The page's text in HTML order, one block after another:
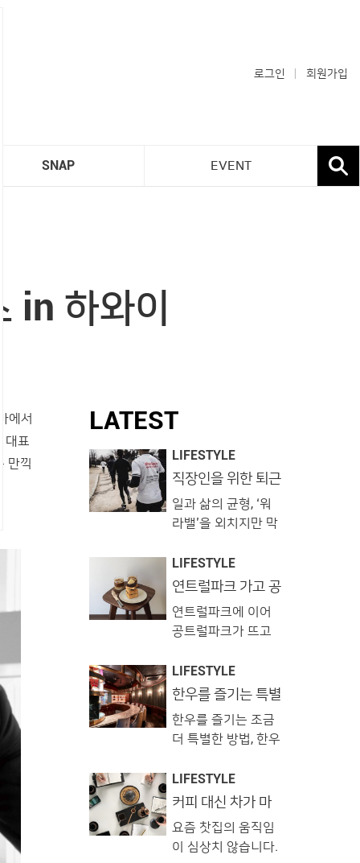
로그인 회원가입
SNAP EVENT
in 하와이
에서
대표
만끽
LATEST
LIFESTYLE
직장인을 위한 퇴근
일과 삶의 균형, ‘워
라밸’을 외치지만 막
할지 모르겠다면 이
프로그램을 추천합
도, 테마도 내 마음대
로! 부담 없이 취미
요. 1. 남의집 프로젝
트 @naamezip 남
의 집 거실에서 취향
을 나누는 ‘남의집 프
한 취향을 가진 집주
인의 거실에 방문해
공통된 주제로 교감
하며 시간을 보내는
것인데요. 고품격 오
LIFESTYLE
연트럴파크 가고 공
연트럴파크에 이어
공트럴파크가 뜨고
춘선 숲길이 새로 조
성되며 숲길을 따라
어서고 있는 것인데
요. 아직은 나만 알고
럴파크의 먹을거리
와 마실거리를 소개
합니다. 알러이 View
this post on
LIFESTYLE
한우를 즐기는 특별
카세
한우를 즐기는 조금
더 특별한 방법, 한우
을 소개합니다. 세련
된 인테리어로 시선
와 위스키를 페어링
하는 등 저마다의 장
LIFESTYLE
커피 대신 차가 마
요즘 찻집의 움직임
이 심상치 않습니다.